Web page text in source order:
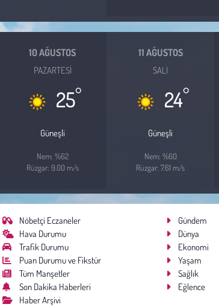
10 AĞUSTOS
PAZARTESI
25°
Güneşli
Nem: %62
Rüzgar: 9.00 m/s
11 AĞUSTOS
SALI
24°
Güneşli
Nem: %60
Rüzgar: 7.61 m/s
Nöbetçi Eczaneler
Hava Durumu
Trafik Durumu
Puan Durumu ve Fikstür
Tüm Manşetler
Son Dakika Haberleri
Haber Arşivi
Gündem
Dünya
Ekonomi
Yaşam
Sağlık
Eğlence